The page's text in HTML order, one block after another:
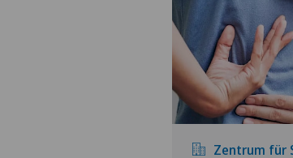
Zentrum für